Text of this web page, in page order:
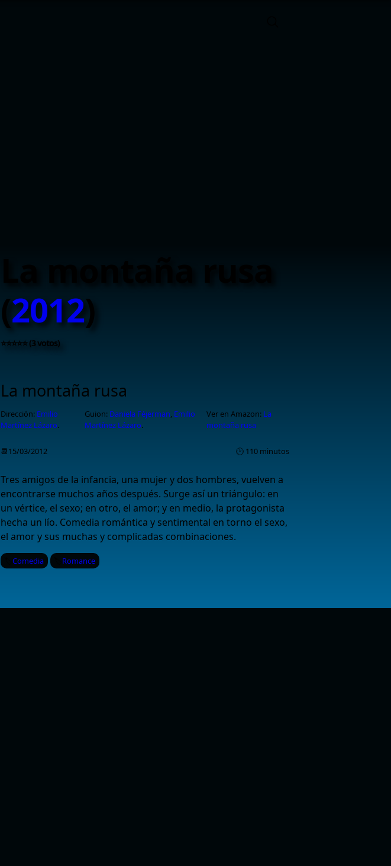
(2012)
⭐⭐⭐⭐⭐ (3 votos)
La montaña rusa
Dirección: Emilio
Martínez Lázaro.
Guion: Daniela Féjerman, Emilio
Martínez Lázaro.
Ver en Amazon: La
montaña rusa
📆15/03/2012 🕑 110 minutos
Tres amigos de la infancia, una mujer y dos hombres, vuelven a
encontrarse muchos años después. Surge así un triángulo: en
un vértice, el sexo; en otro, el amor; y en medio, la protagonista
hecha un lío. Comedia romántica y sentimental en torno el sexo,
el amor y sus muchas y complicadas combinaciones.
Comedia Romance